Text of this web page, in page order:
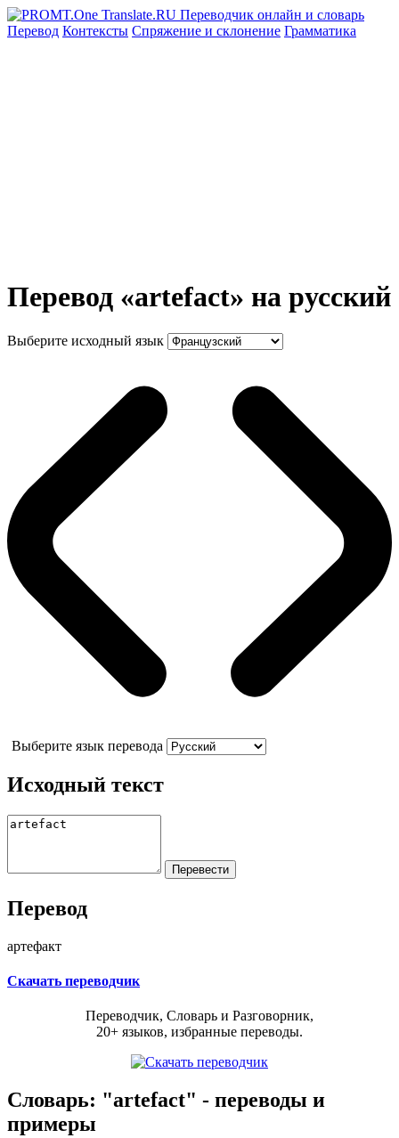
Перевод Контексты Спряжение и склонение Грамматика
Перевод «artefact» на русский
Выберите исходный язык
Выберите язык перевода
Исходный текст
Перевод
артефакт
Скачать переводчик
Переводчик, Словарь и Разговорник,
20+ языков, избранные переводы.
Словарь: "artefact" - переводы и
примеры